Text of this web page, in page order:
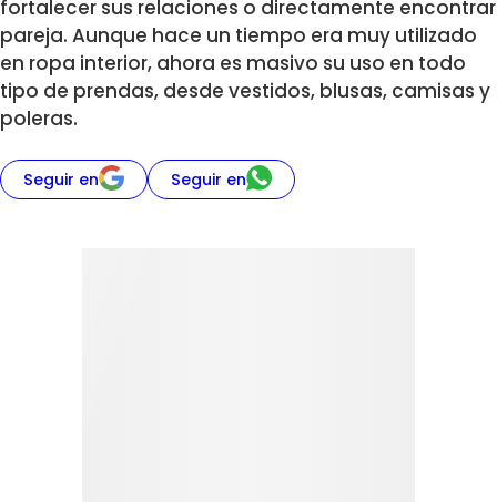
fortalecer sus relaciones o directamente encontrar
pareja. Aunque hace un tiempo era muy utilizado
en ropa interior, ahora es masivo su uso en todo
tipo de prendas, desde vestidos, blusas, camisas y
poleras.
Seguir en Seguir en